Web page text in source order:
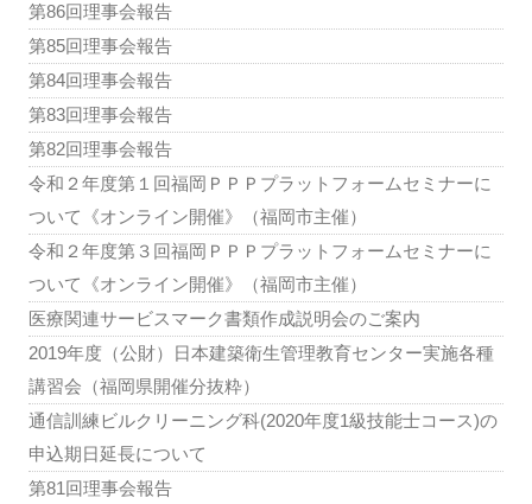
第86回理事会報告
第85回理事会報告
第84回理事会報告
第83回理事会報告
第82回理事会報告
令和２年度第１回福岡ＰＰＰプラットフォームセミナーに
ついて《オンライン開催》（福岡市主催）
令和２年度第３回福岡ＰＰＰプラットフォームセミナーに
ついて《オンライン開催》（福岡市主催）
医療関連サービスマーク書類作成説明会のご案内
2019年度（公財）日本建築衛生管理教育センター実施各種
講習会（福岡県開催分抜粋）
通信訓練ビルクリーニング科(2020年度1級技能士コース)の
申込期日延長について
第81回理事会報告